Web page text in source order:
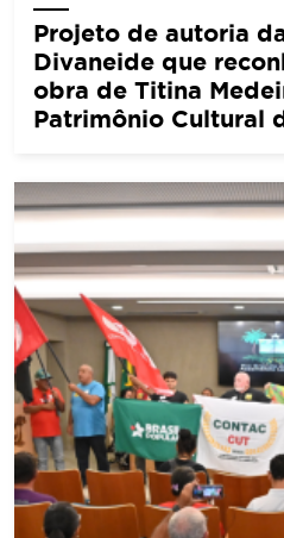
Projeto de autoria
Divaneide que
obra de Titina
Patrimônio Cultural